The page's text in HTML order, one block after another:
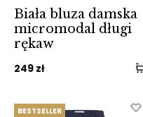
Biała bluza damska
micromodal długi
rękaw
249 zł
BESTSELLER